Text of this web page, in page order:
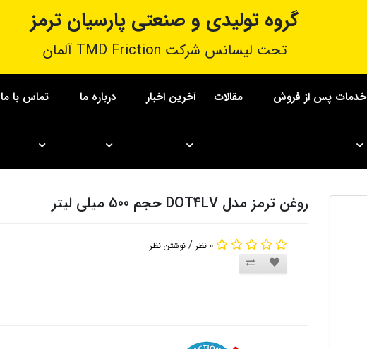
گروه تولیدی و صنعتی پارسیان ترمز
تحت لیسانس شرکت TMD Friction آلمان
خدمات پس از فروش مقالات آخرین اخبار درباره ما تماس با ما
روغن ترمز مدل DOT4LV حجم 500 میلی لیتر
0 نظر /نوشتن نظر